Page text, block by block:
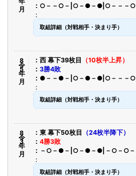
○－－○－|○－●－●|○－－－○
取組詳細（対戦相手・決まり手）
令8年5月 西 幕下39枚目
（10枚半上昇）
3勝4敗
●－－●－|○－●－●|○－－－○
取組詳細（対戦相手・決まり手）
令8年3月 東 幕下50枚目
（24枚半降下）
4勝3敗
－○－●－|○－●－●|－○－○－
取組詳細（対戦相手・決まり手）